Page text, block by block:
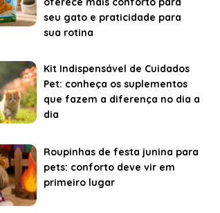
seu gato e praticidade para
sua rotina
Kit Indispensável de Cuidados
Pet: conheça os suplementos
que fazem a diferença no dia a
dia
Roupinhas de festa junina para
pets: conforto deve vir em
primeiro lugar